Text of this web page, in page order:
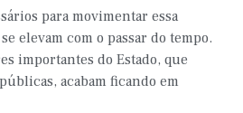
para movimentar essa
elevam com o passar do tempo.
importantes do Estado, que
acabam ficando em